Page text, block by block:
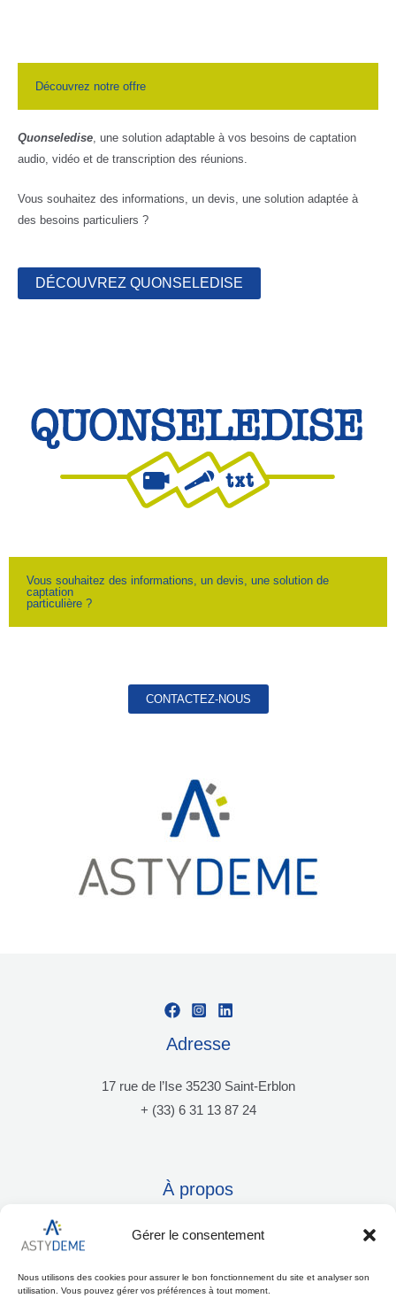
Gérer le consentement
Nous utilisons des cookies pour assurer le bon fonctionnement du site et analyser son
utilisation. Vous pouvez gérer vos préférences à tout moment.
Découvrez notre offre ​​
Quonseledise , une solution adaptable à vos besoins de captation
audio, vidéo et de transcription des réunions.
Vous souhaitez des informations, un devis, une solution adaptée à
des besoins particuliers ?
DÉCOUVREZ QUONSELEDISE
Vous souhaitez des informations, un devis, une solution de
captation
particulière ?
CONTACTEZ-NOUS
Adresse
17 rue de l’Ise 35230 Saint-Erblon
+ (33) 6 31 13 87 24
À propos
Mentions légales
Nous contacter